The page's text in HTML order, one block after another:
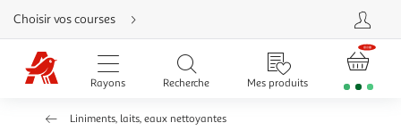
Aller
directement
au
contenu
Aller
directement
Aller
Choisir vos courses
Rayons Recherche Mes produits
Liniments, laits, eaux nettoyantes